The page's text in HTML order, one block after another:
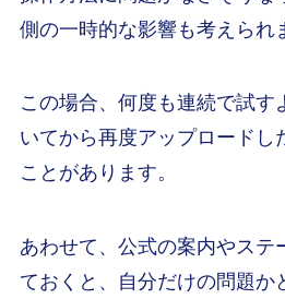
側の一時的な影響も考えられ
この場合、何度も連続で試す
いてから再度アップロードし
ことがあります。
あわせて、公式の案内やステ
ておくと、自分だけの問題か